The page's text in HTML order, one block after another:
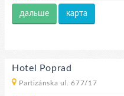
дальше карта
Hotel Poprad
Partizánska ul. 677/17